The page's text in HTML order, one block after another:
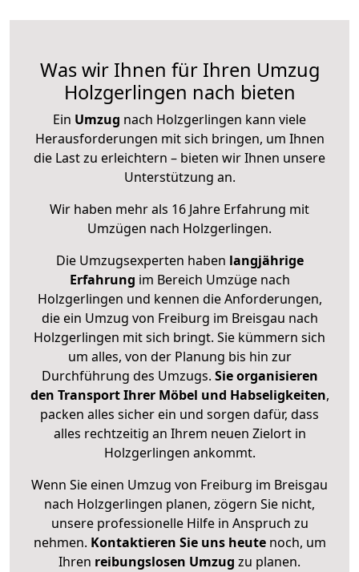
Was wir Ihnen für Ihren Umzug
Holzgerlingen nach bieten
Ein Umzug nach Holzgerlingen kann viele
Herausforderungen mit sich bringen, um Ihnen
die Last zu erleichtern – bieten wir Ihnen unsere
Unterstützung an.
Wir haben mehr als 16 Jahre Erfahrung mit
Umzügen nach Holzgerlingen.
Die Umzugsexperten haben langjährige
Erfahrung im Bereich Umzüge nach
Holzgerlingen und kennen die Anforderungen,
die ein Umzug von Freiburg im Breisgau nach
Holzgerlingen mit sich bringt. Sie kümmern sich
um alles, von der Planung bis hin zur
Durchführung des Umzugs. Sie organisieren
den Transport Ihrer Möbel und Habseligkeiten,
packen alles sicher ein und sorgen dafür, dass
alles rechtzeitig an Ihrem neuen Zielort in
Holzgerlingen ankommt.
Wenn Sie einen Umzug von Freiburg im Breisgau
nach Holzgerlingen planen, zögern Sie nicht,
unsere professionelle Hilfe in Anspruch zu
nehmen. Kontaktieren Sie uns heutenoch, um
Ihren reibungslosen Umzug zu planen.